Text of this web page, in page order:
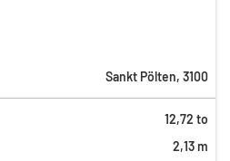
Sankt Pölten, 3100
12,72 to
2,13 m